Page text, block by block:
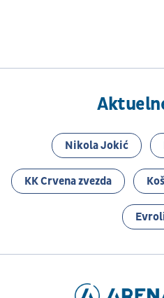
Nikola Jokić
KK Crvena zvezda